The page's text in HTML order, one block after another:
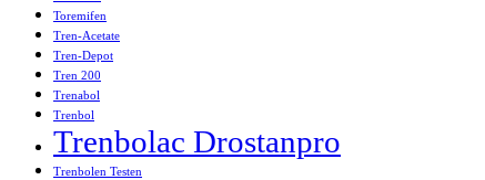
Toremifen
Tren-Acetate
Tren-Depot
Tren 200
Trenabol
Trenbol
Trenbolac Drostanpro
Trenbolen Testen